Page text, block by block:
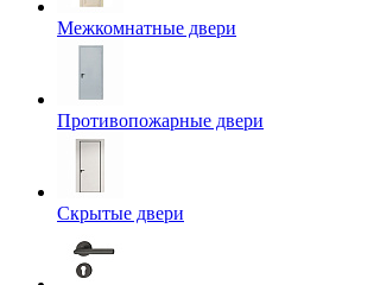
Межкомнатные двери
Противопожарные двери
Скрытые двери